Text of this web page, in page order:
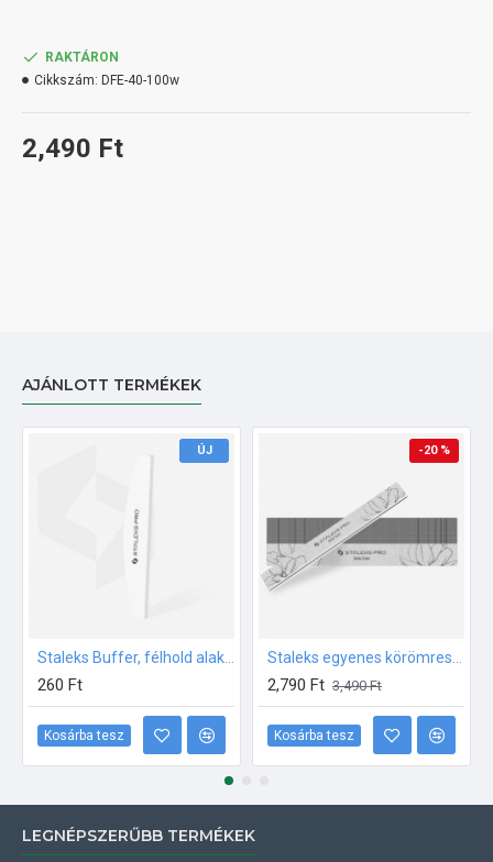
2,490 Ft
RAKTÁRON
Cikkszám: DFE-40-100w
AJÁNLOTT TERMÉKEK
ÚJ
260 Ft
Kosárba tesz
-20 %
2,790 Ft 3,490 Ft
Kosárba tesz
LEGNÉPSZERŰBB TERMÉKEK